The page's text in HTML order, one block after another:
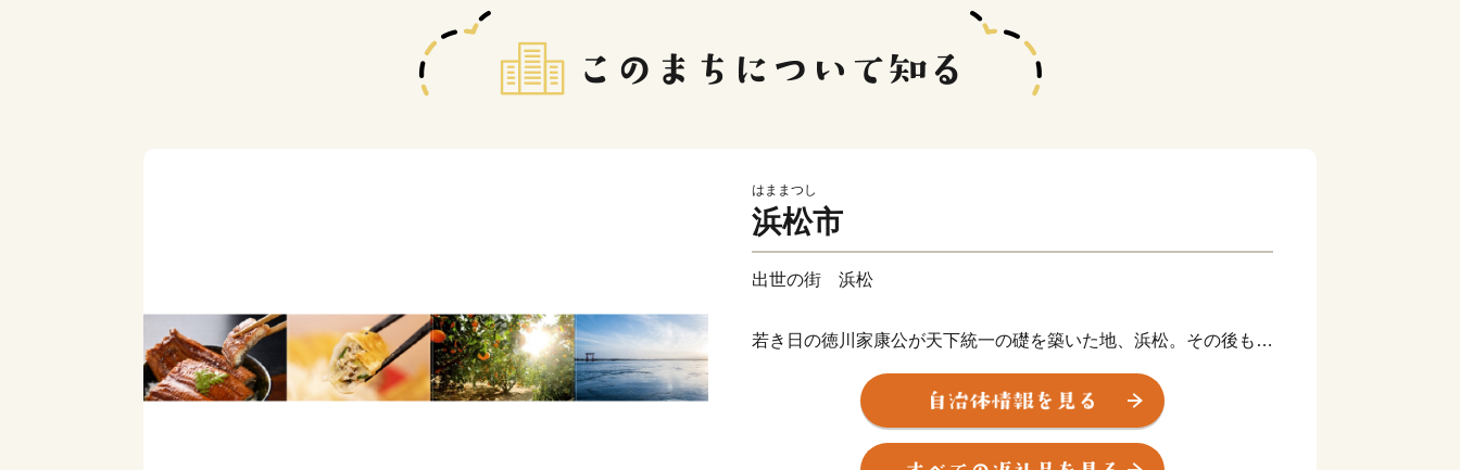
はままつし
浜松市
出世の街 浜松
若き日の徳川家康公が天下統一の礎を築いた地、浜松。その後も水
野忠邦など歴代城主の多くが幕府の要職への出世しました。
近代では、世界的な研究者や技術者、音楽家や芸術家を輩出したほ
か、世界に名高い多くの企業が、浜松から生まれています。